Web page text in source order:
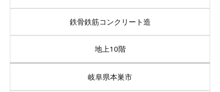
鉄骨鉄筋コンクリート造
地上10階
岐阜県本巣市